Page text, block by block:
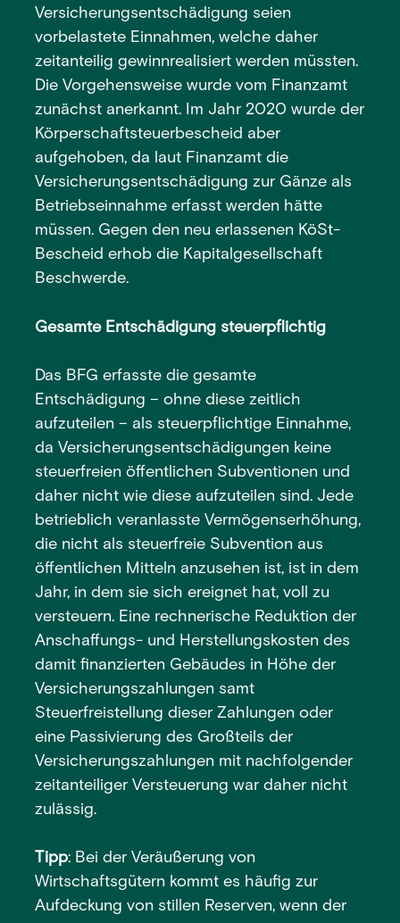
Versicherungsentschädigung seien
vorbelastete Einnahmen, welche daher
zeitanteilig gewinnrealisiert werden müssten.
Die Vorgehensweise wurde vom Finanzamt
zunächst anerkannt. Im Jahr 2020 wurde der
Körperschaftsteuerbescheid aber
aufgehoben, da laut Finanzamt die
Versicherungsentschädigung zur Gänze als
Betriebseinnahme erfasst werden hätte
müssen. Gegen den neu erlassenen KöSt-
Bescheid erhob die Kapitalgesellschaft
Beschwerde.
Gesamte Entschädigung steuerpflichtig
Das BFG erfasste die gesamte
Entschädigung – ohne diese zeitlich
aufzuteilen – als steuerpflichtige Einnahme,
da Versicherungsentschädigungen keine
steuerfreien öffentlichen Subventionen und
daher nicht wie diese aufzuteilen sind. Jede
betrieblich veranlasste Vermögenserhöhung,
die nicht als steuerfreie Subvention aus
öffentlichen Mitteln anzusehen ist, ist in dem
Jahr, in dem sie sich ereignet hat, voll zu
versteuern. Eine rechnerische Reduktion der
Anschaffungs- und Herstellungskosten des
damit finanzierten Gebäudes in Höhe der
Versicherungszahlungen samt
Steuerfreistellung dieser Zahlungen oder
eine Passivierung des Großteils der
Versicherungszahlungen mit nachfolgender
zeitanteiliger Versteuerung war daher nicht
zulässig.
Tipp: Bei der Veräußerung von
Wirtschaftsgütern kommt es häufig zur
Aufdeckung von stillen Reserven, wenn der